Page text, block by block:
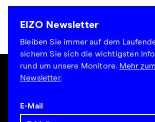
EIZO Newsletter
Bleiben Sie immer auf dem
sichern Sie sich die wichtigsten
rund um unsere Monitore. Mehr
Newsletter.
E-Mail